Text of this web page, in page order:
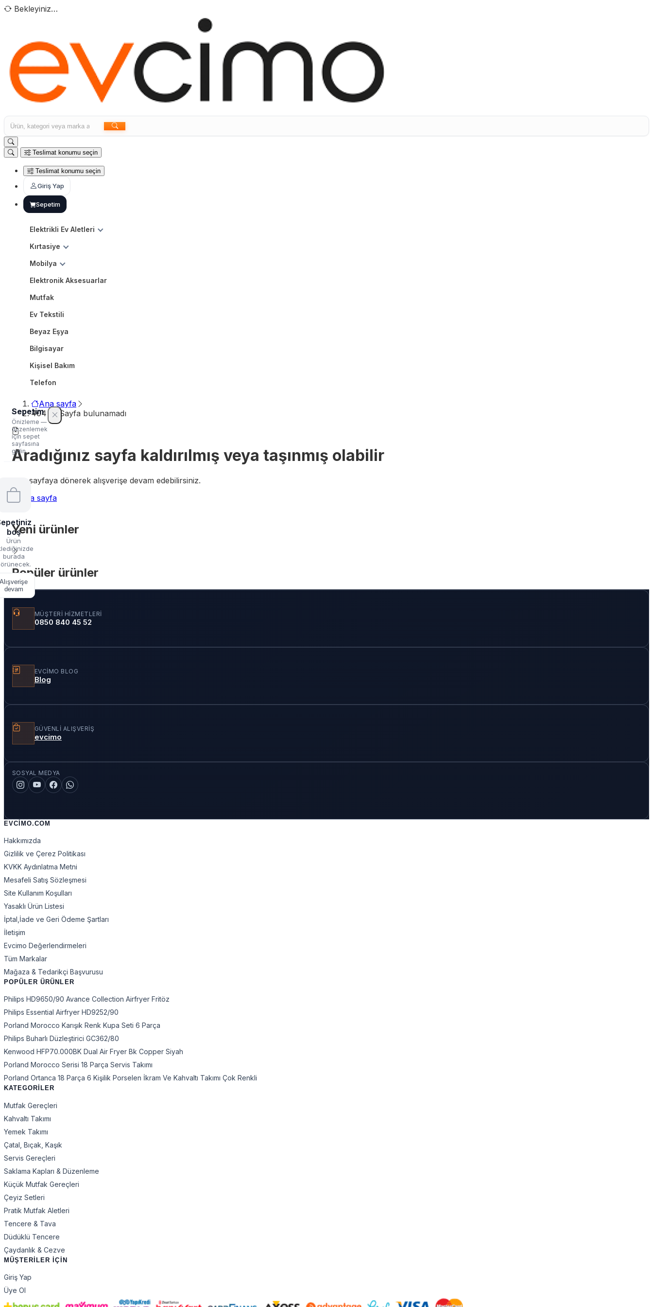
Bekleyiniz…
Teslimat konumu seçin
Teslimat konumu seçin
Giriş Yap
Sepetim
Elektrikli Ev Aletleri
Kırtasiye
Mobilya
Elektronik Aksesuarlar
Mutfak
Ev Tekstili
Beyaz Eşya
Bilgisayar
Kişisel Bakım
Telefon
Sepetim
Önizleme —
düzenlemek
için sepet
sayfasına
gidin
boş
Ürün
burada
Alışverişe
devam
Ana sayfa
404 — Sayfa bulunamadı
Aradığınız sayfa kaldırılmış veya taşınmış olabilir
Ana sayfaya dönerek alışverişe devam edebilirsiniz.
Ana sayfa
Yeni ürünler
Popüler ürünler
MÜŞTERI HIZMETLERI
0850 840 45 52
EVCIMO BLOG
Blog
GÜVENLI ALIŞVERIŞ
evcimo
SOSYAL MEDYA
EVCIMO.COM
Hakkımızda
Gizlilik ve Çerez Politikası
KVKK Aydınlatma Metni
Mesafeli Satış Sözleşmesi
Site Kullanım Koşulları
Yasaklı Ürün Listesi
İptal,İade ve Geri Ödeme Şartları
İletişim
Evcimo Değerlendirmeleri
Tüm Markalar
Mağaza & Tedarikçi Başvurusu
POPÜLER ÜRÜNLER
Philips HD9650/90 Avance Collection Airfryer Fritöz
Philips Essential Airfryer HD9252/90
Porland Morocco Karışık Renk Kupa Seti 6 Parça
Philips Buharlı Düzleştirici GC362/80
Kenwood HFP70.000BK Dual Air Fryer Bk Copper Siyah
Porland Morocco Serisi 18 Parça Servis Takımı
Porland Ortanca 18 Parça 6 Kişilik Porselen İkram Ve Kahvaltı Takımı Çok Renkli
KATEGORİLER
Mutfak Gereçleri
Kahvaltı Takımı
Yemek Takımı
Çatal, Bıçak, Kaşık
Servis Gereçleri
Saklama Kapları & Düzenleme
Küçük Mutfak Gereçleri
Çeyiz Setleri
Pratik Mutfak Aletleri
Tencere & Tava
Düdüklü Tencere
Çaydanlık & Cezve
MÜŞTERİLER İÇİN
Giriş Yap
Üye Ol